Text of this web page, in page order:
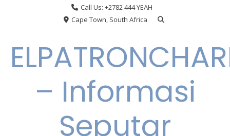
Call Us: +2782 444 YEAH
Cape Town, South Africa
– Informasi
Seputar